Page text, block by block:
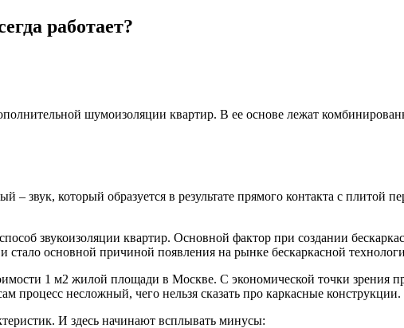
работает?
шумоизоляции квартир. В ее основе лежат
звук, который образуется в результате прямого контакта с плитой
звукоизоляции квартир. Основной фактор при создании
основной причиной появления на рынке бескаркасной
1 м2 жилой площади в Москве. С экономической точки зрения
процесс несложный, чего нельзя сказать про каркасные
И здесь начинают всплывать минусы: